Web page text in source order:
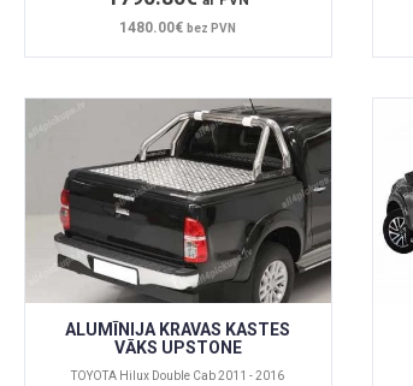
1480.00€bez PVN
ALUMĪNIJA KRAVAS KASTES
VĀKS UPSTONE
TOYOTA Hilux Double Cab 2011 - 2016